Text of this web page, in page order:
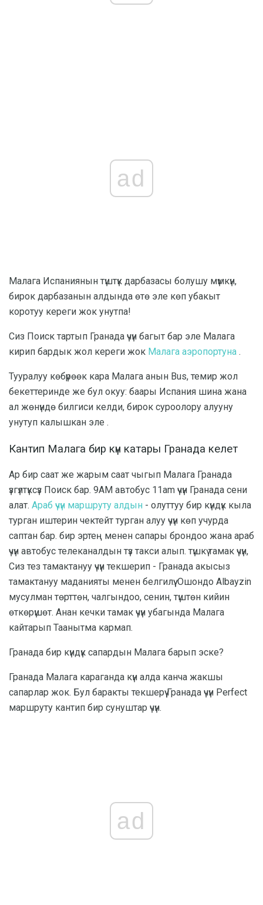
ad
Малага Испаниянын түштүк дарбазасы болушу мүмкүн,
бирок дарбазанын алдында өтө эле көп убакыт
коротуу кереги жок унутпа!
Сиз Поиск тартып Гранада үчүн багыт бар эле Малага
кирип бардык жол кереги жок Малага аэропортуна .
Тууралуу көбүрөөк кара Малага анын Bus, темир жол
бекеттеринде же бул окуу: баары Испания шина жана
ал жөнүндө билгиси келди, бирок суроолору алууну
унутуп калышкан эле .
Кантип Малага бир күн катары Гранада келет
Ар бир саат же жарым саат чыгып Малага Гранада
үзгүлтүксүз Поиск бар. 9AM автобус 11am үчүн Гранада сени
алат. Араб үчүн маршруту алдын - олуттуу бир күндүк кыла
турган иштерин чектейт турган алуу үчүн көп учурда
саптан бар. бир эртең менен сапары брондоо жана араб
үчүн автобус телеканалдын түз такси алып. түшкү тамак үчүн,
Сиз тез тамактануу үчүн текшерип - Гранада акысыз
тамактануу маданияты менен белгилүү. Ошондо Albayzin
мусулман төрттөн, чалгындоо, сенин, түштөн кийин
өткөрүшөт. Анан кечки тамак үчүн убагында Малага
кайтарып Таанытма кармап.
Гранада бир күндүк сапардын Малага барып эске?
Гранада Малага караганда күн алда канча жакшы
сапарлар жок. Бул баракты текшерүү Гранада үчүн Perfect
маршруту кантип бир сунуштар үчүн.
ad